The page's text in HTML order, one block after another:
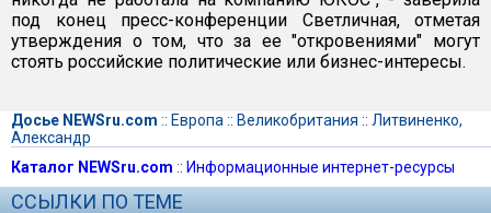
под конец пресс-конференции Светличная, отметая
утверждения о том, что за ее "откровениями" могут
стоять российские политические или бизнес-интересы.
Досье NEWSru.com :: Европа :: Великобритания :: Литвиненко,
Александр
Каталог NEWSru.com :: Информационные интернет-ресурсы
ССЫЛКИ ПО ТЕМЕ